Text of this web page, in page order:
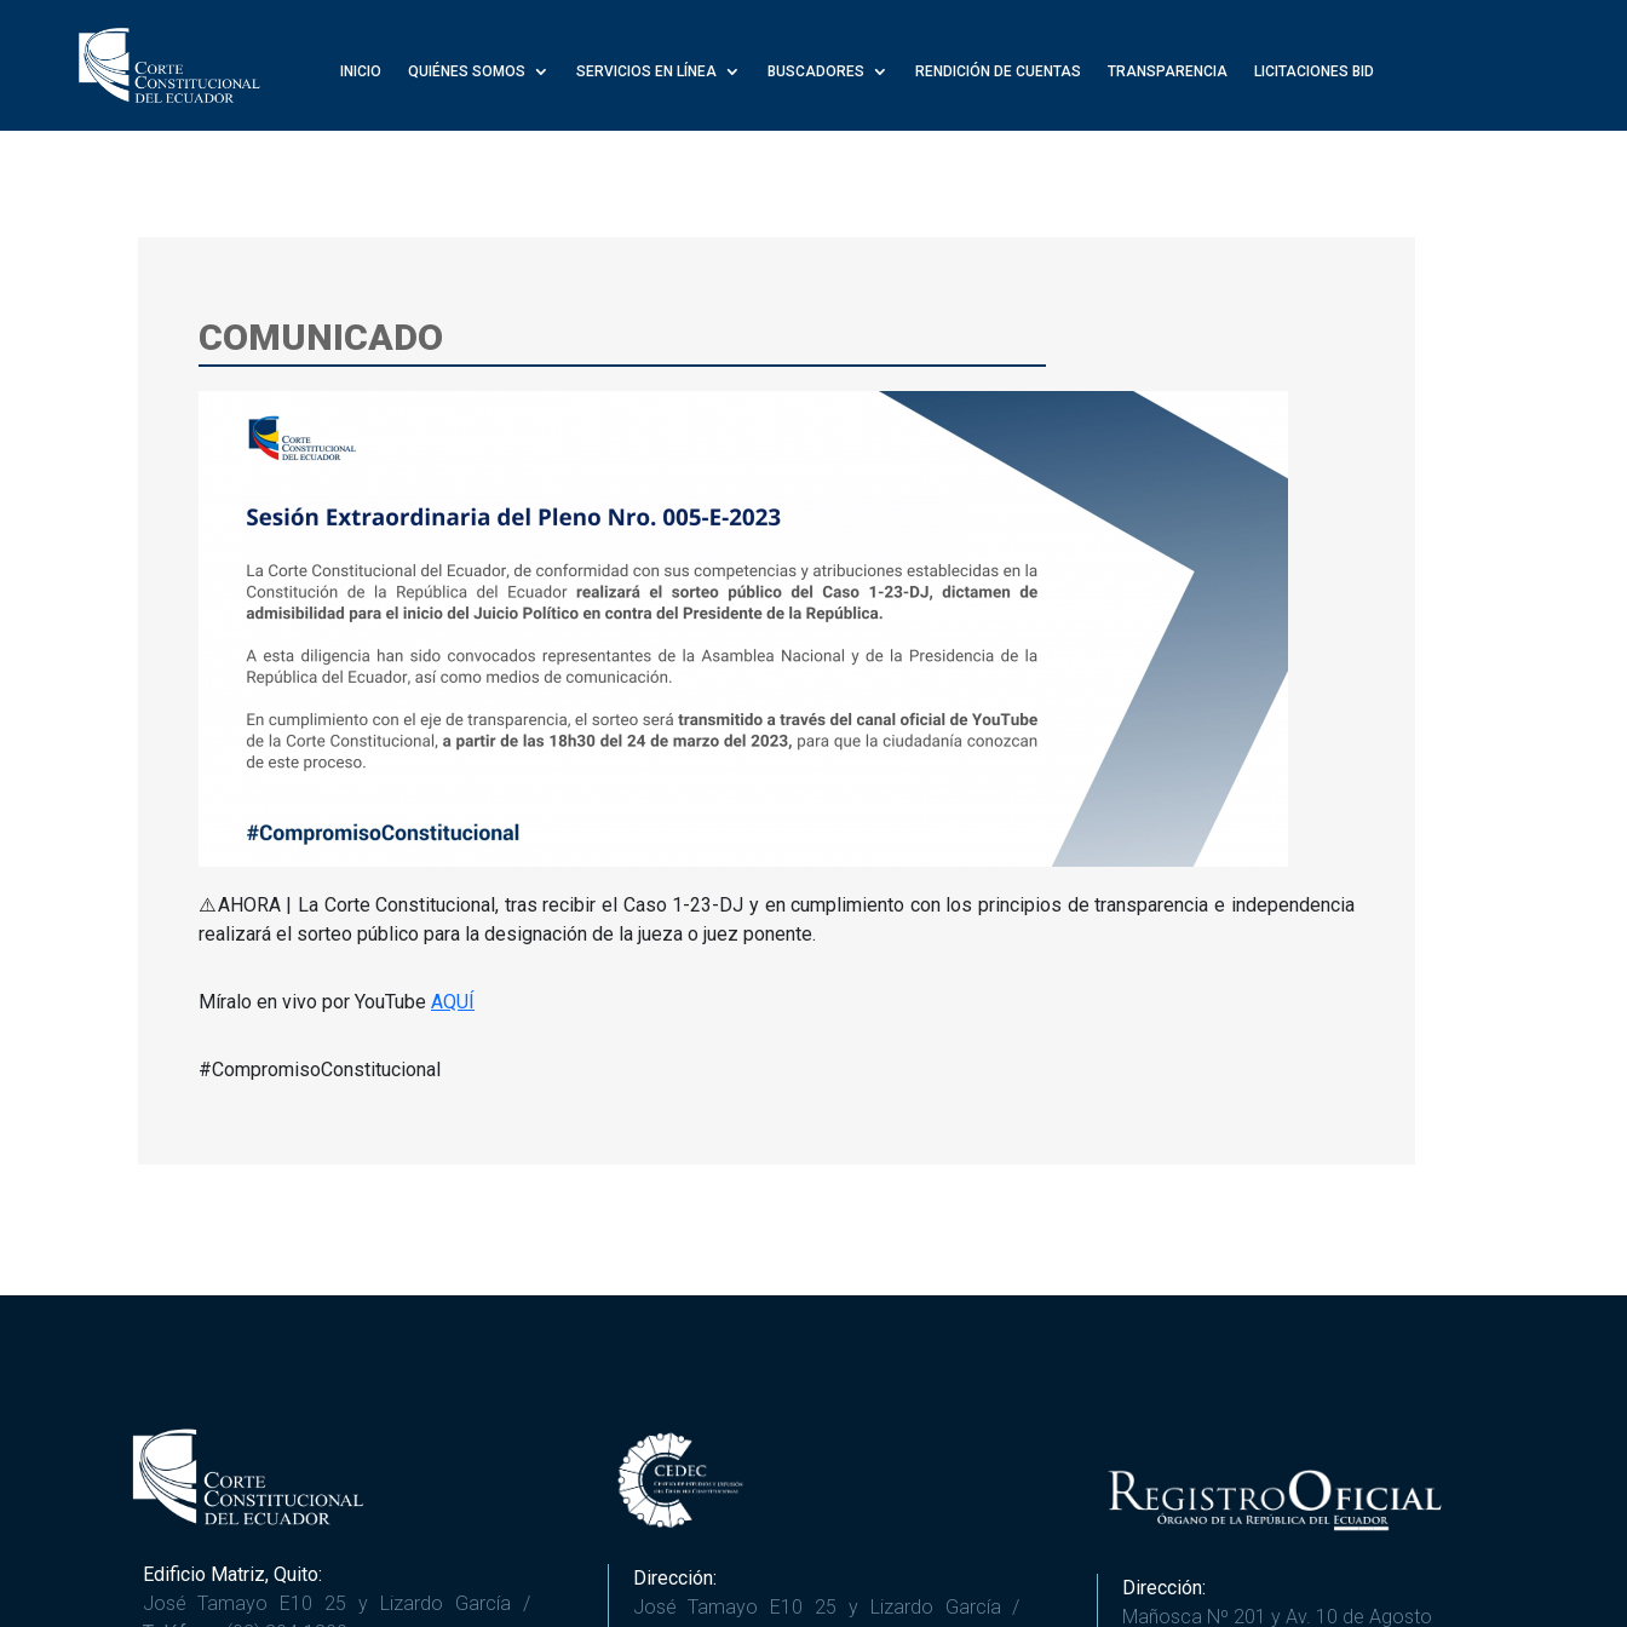
INICIO QUIÉNES SOMOS SERVICIOS EN LÍNEA BUSCADORES RENDICIÓN DE CUENTAS TRANSPARENCIA LICITACIONES BID
COMUNICADO
⚠️AHORA | La Corte Constitucional, tras recibir el Caso 1-23-DJ y en cumplimiento con los principios de transparencia e independencia
realizará el sorteo público para la designación de la jueza o juez ponente.
Míralo en vivo por YouTube AQUÍ
#CompromisoConstitucional
Edificio Matriz, Quito:
José Tamayo E10 25 y Lizardo García /
Dirección:
José Tamayo E10 25 y Lizardo García /
Dirección:
Mañosca Nº 201 y Av. 10 de Agosto